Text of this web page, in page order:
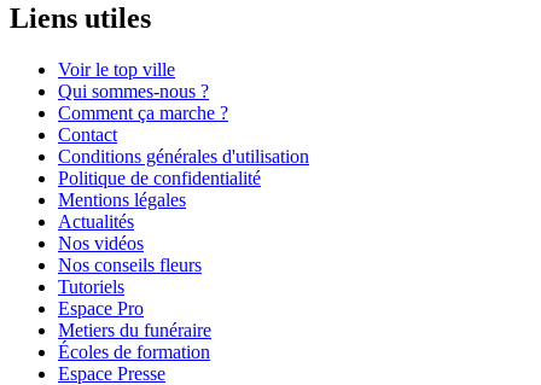
Liens utiles
Voir le top ville
Qui sommes-nous ?
Comment ça marche ?
Contact
Conditions générales d'utilisation
Politique de confidentialité
Mentions légales
Actualités
Nos vidéos
Nos conseils fleurs
Tutoriels
Espace Pro
Metiers du funéraire
Écoles de formation
Espace Presse